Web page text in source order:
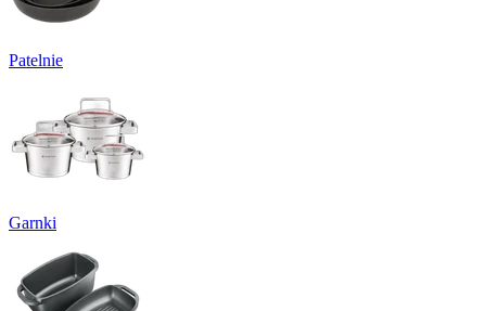
Patelnie
Garnki